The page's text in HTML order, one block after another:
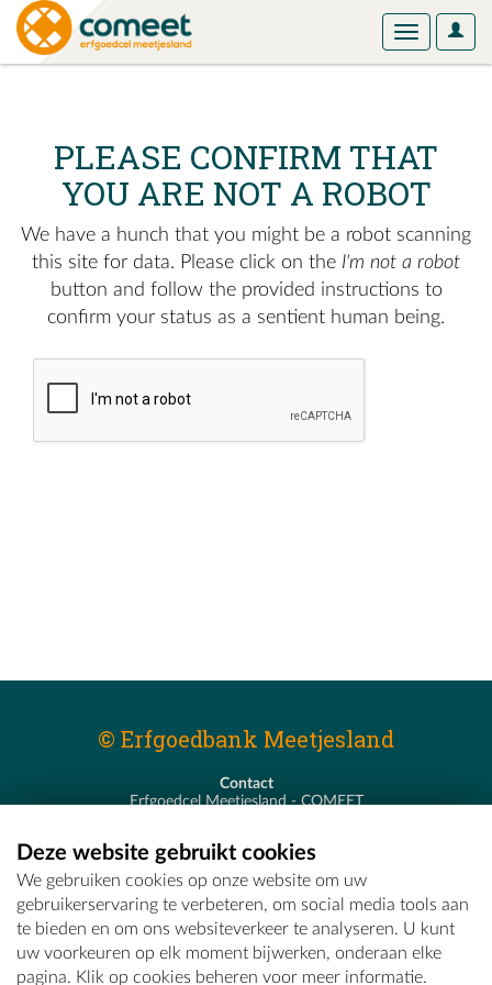
User
Toggle
PLEASE CONFIRM THAT
YOU ARE NOT A ROBOT
We have a hunch that you might be a robot scanning
this site for data. Please click on the I'm not a robot
button and follow the provided instructions to
confirm your status as a sentient human being.
© Erfgoedbank Meetjesland
Contact
Erfgoedcel Meetjesland - COMEET
T - 09 373 75 96
E -erfgoedcel@comeet.be
Deze website gebruikt cookies
We gebruiken cookies op onze website om uw
gebruikerservaring te verbeteren, om social media tools aan
te bieden en om ons websiteverkeer te analyseren. U kunt
uw voorkeuren op elk moment bijwerken, onderaan elke
pagina. Klik op cookies beheren voor meer informatie.